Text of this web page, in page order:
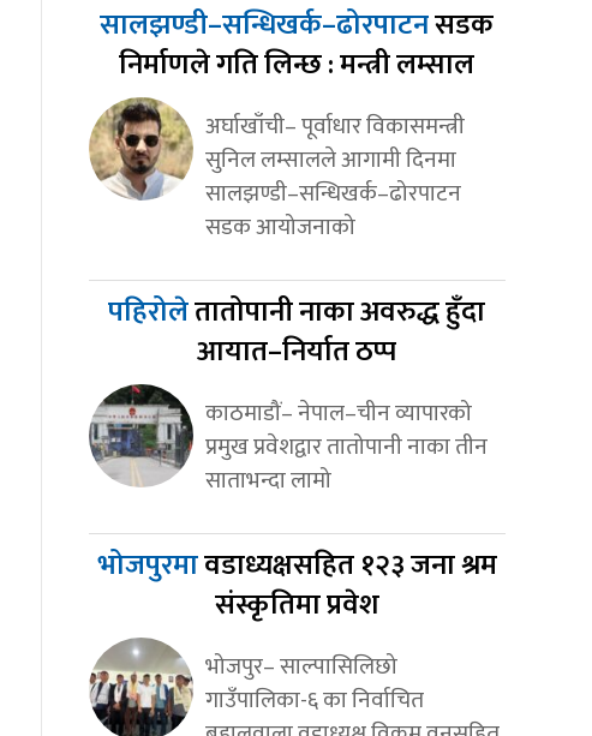
सालझण्डी–सन्धिखर्क–ढोरपाटनसडक
निर्माणले गति लिन्छ : मन्त्री लम्साल
अर्घाखाँची– पूर्वाधार विकासमन्त्री
सुनिल लम्सालले आगामी दिनमा
सालझण्डी–सन्धिखर्क–ढोरपाटन
सडक आयोजनाको
पहिरोलेतातोपानी नाका अवरुद्ध हुँदा
आयात–निर्यात ठप्प
काठमाडौं– नेपाल–चीन व्यापारको
प्रमुख प्रवेशद्वार तातोपानी नाका तीन
साताभन्दा लामो
भोजपुरमावडाध्यक्षसहित १२३ जना श्रम
संस्कृतिमा प्रवेश
भोजपुर– साल्पासिलिछो
गाउँपालिका-६ का निर्वाचित